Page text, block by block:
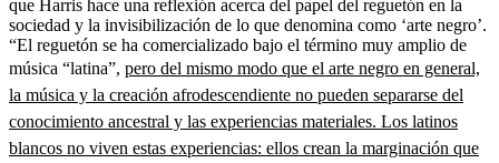
que Harris hace una reflexión acerca del papel del reguetón en la
sociedad y la invisibilización de lo que denomina como ‘arte negro’.
“El reguetón se ha comercializado bajo el término muy amplio de
música “latina”, pero del mismo modo que el arte negro en general,
la música y la creación afrodescendiente no pueden separarse del
conocimiento ancestral y las experiencias materiales. Los latinos
blancos no viven estas experiencias: ellos crean la marginación que